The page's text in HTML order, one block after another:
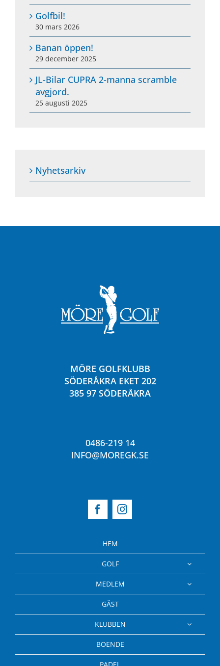
Golfbil!
30 mars 2026
Banan öppen!
29 december 2025
JL-Bilar CUPRA 2-manna scramble
avgjord.
25 augusti 2025
Nyhetsarkiv
MÖRE GOLFKLUBB
SÖDERÅKRA EKET 202
385 97 SÖDERÅKRA
0486-219 14
INFO@MOREGK.SE
HEM
GOLF
MEDLEM
GÄST
KLUBBEN
BOENDE